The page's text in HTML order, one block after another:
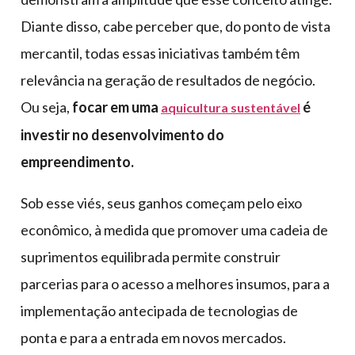
Diante disso, cabe perceber que, do ponto de vista
mercantil, todas essas iniciativas também têm
relevância na geração de resultados de negócio.
Ou seja, focar em uma aquicultura sustentável é
investir no desenvolvimento do
empreendimento.
Sob esse viés, seus ganhos começam pelo eixo
econômico, à medida que promover uma cadeia de
suprimentos equilibrada permite construir
parcerias para o acesso a melhores insumos, para a
implementação antecipada de tecnologias de
ponta e para a entrada em novos mercados.